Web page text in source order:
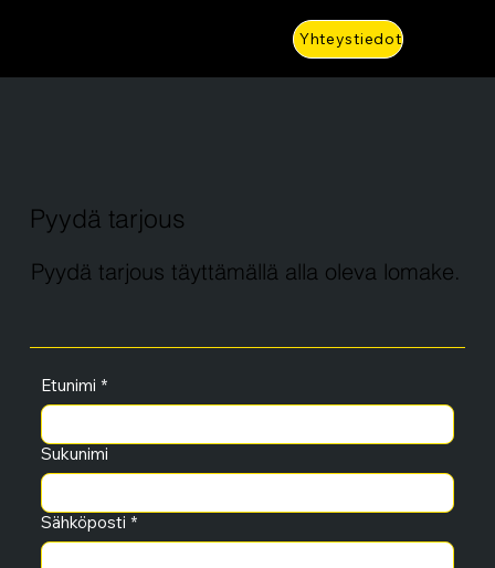
Yhteystiedot
Pyydä tarjous täyttämällä alla oleva lomake.
Pyydä tarjous
Etunimi *
Sukunimi
Sähköposti *